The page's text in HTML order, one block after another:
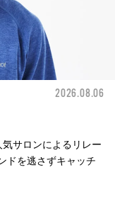
2026.08.06
サロンによるリレー
ドを逃さずキャッチ